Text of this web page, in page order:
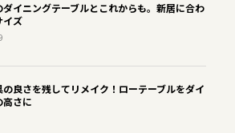
ダイニングテーブルとこれからも。新居に合わ
イズ
の良さを残してリメイク！ローテーブルをダイ
高さに